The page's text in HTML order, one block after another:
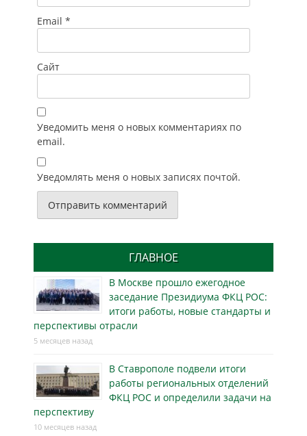
Email *
Сайт
Уведомить меня о новых комментариях по
email.
Уведомлять меня о новых записях почтой.
ГЛАВНОЕ
В Москве прошло ежегодное
заседание Президиума ФКЦ РОС:
итоги работы, новые стандарты и
перспективы отрасли
5 месяцев назад
В Ставрополе подвели итоги
работы региональных отделений
ФКЦ РОС и определили задачи на
перспективу
10 месяцев назад